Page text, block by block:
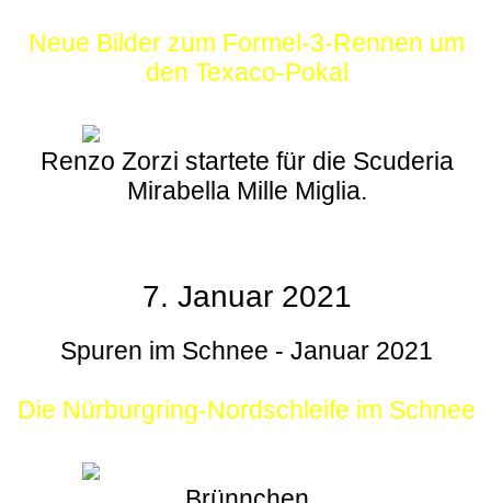
Neue Bilder zum Formel-3-Rennen um
den Texaco-Pokal
Renzo Zorzi startete für die Scuderia
Mirabella Mille Miglia.
7. Januar 2021
Spuren im Schnee - Januar 2021
Die Nürburgring-Nordschleife im Schnee